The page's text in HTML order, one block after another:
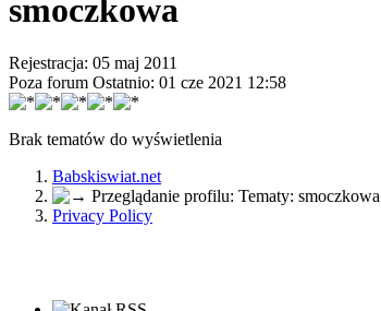
smoczkowa
Rejestracja: 05 maj 2011
Poza forum Ostatnio: 01 cze 2021 12:58
Brak tematów do wyświetlenia
Babskiswiat.net
Przeglądanie profilu: Tematy: smoczkowa
Privacy Policy